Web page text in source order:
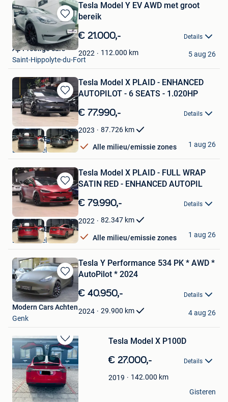
Bewaren
in
Mijn
Favorieten
Tesla Model Y EV AWD met groot
bereik
€ 21.000,- Details
2022 112.000 km
Ap Prestige cars
Saint-Hippolyte-du-Fort
5 aug 26
Bewaren
in
Mijn
Favorieten
Tesla Model X PLAID - ENHANCED
AUTOPILOT - 6 SEATS - 1.020HP
€ 77.990,- Details
2023 87.726 km
Alle milieu/emissie zones
Nikola CVBA
Londerzeel
1 aug 26
Bewaren
in
Mijn
Favorieten
Tesla Model X PLAID - FULL WRAP
SATIN RED - ENHANCED AUTOPIL
€ 79.990,- Details
2022 82.347 km
Alle milieu/emissie zones
Nikola CVBA
Londerzeel
1 aug 26
Bewaren
in
Mijn
Favorieten
Tesla Y Performance 534 PK * AWD *
AutoPilot * 2024
€ 40.950,- Details
2024 29.900 km
Modern Cars Achten
Genk
4 aug 26
Bewaren
in
Mijn
Favorieten
Tesla Model X P100D
€ 27.000,- Details
2019 142.000 km
alex
Dour
Gisteren